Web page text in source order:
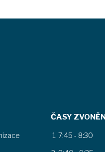
ČASY ZVONĚNÍ
7:45 - 8:30